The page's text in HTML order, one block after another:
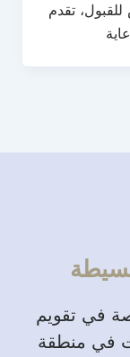
تقدم
في تقويم
في منطقة